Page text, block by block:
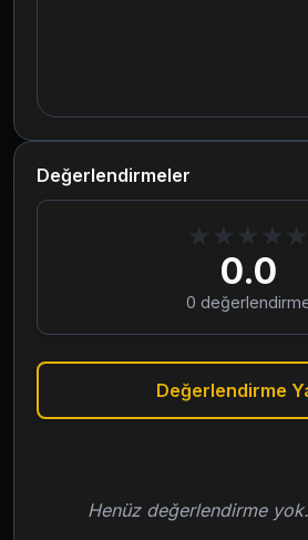
Değerlendirmeler
★ ★ ★ ★ ★
0.0
0
Değerlendirme
Henüz değerlendirme